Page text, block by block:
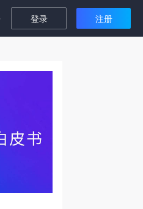
登录 注册